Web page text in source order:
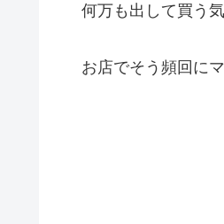
何万も出して買う気
お店でそう頻回にマ